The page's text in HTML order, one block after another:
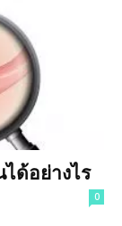
ด้อย่างไร
0